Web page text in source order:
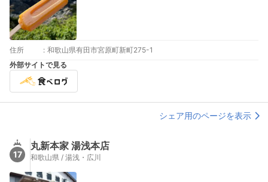
住所 : 和歌山県有田市宮原町新町275-1
外部サイトで見る
シェア用のページを表示
17
丸新本家 湯浅本店
和歌山県 / 湯浅・広川